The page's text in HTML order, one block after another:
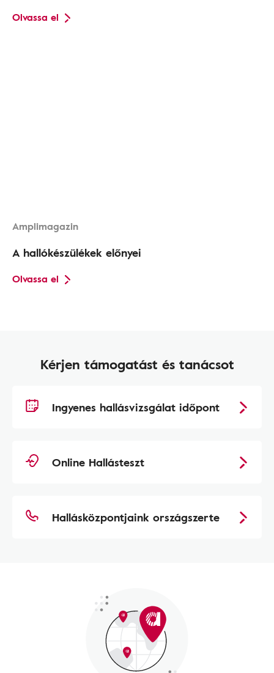
Olvassa el
Amplimagazin
A hallókészülékek előnyei
Olvassa el
Kérjen támogatást és tanácsot
Ingyenes hallásvizsgálat időpont
Online Hallásteszt
Hallásközpontjaink országszerte